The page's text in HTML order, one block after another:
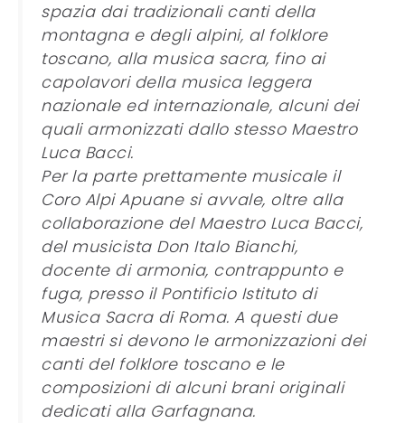
spazia dai tradizionali canti della
montagna e degli alpini, al folklore
toscano, alla musica sacra, fino ai
capolavori della musica leggera
nazionale ed internazionale, alcuni dei
quali armonizzati dallo stesso Maestro
Luca Bacci.
Per la parte prettamente musicale il
Coro Alpi Apuane si avvale, oltre alla
collaborazione del Maestro Luca Bacci,
del musicista Don Italo Bianchi,
docente di armonia, contrappunto e
fuga, presso il Pontificio Istituto di
Musica Sacra di Roma. A questi due
maestri si devono le armonizzazioni dei
canti del folklore toscano e le
composizioni di alcuni brani originali
dedicati alla Garfagnana.